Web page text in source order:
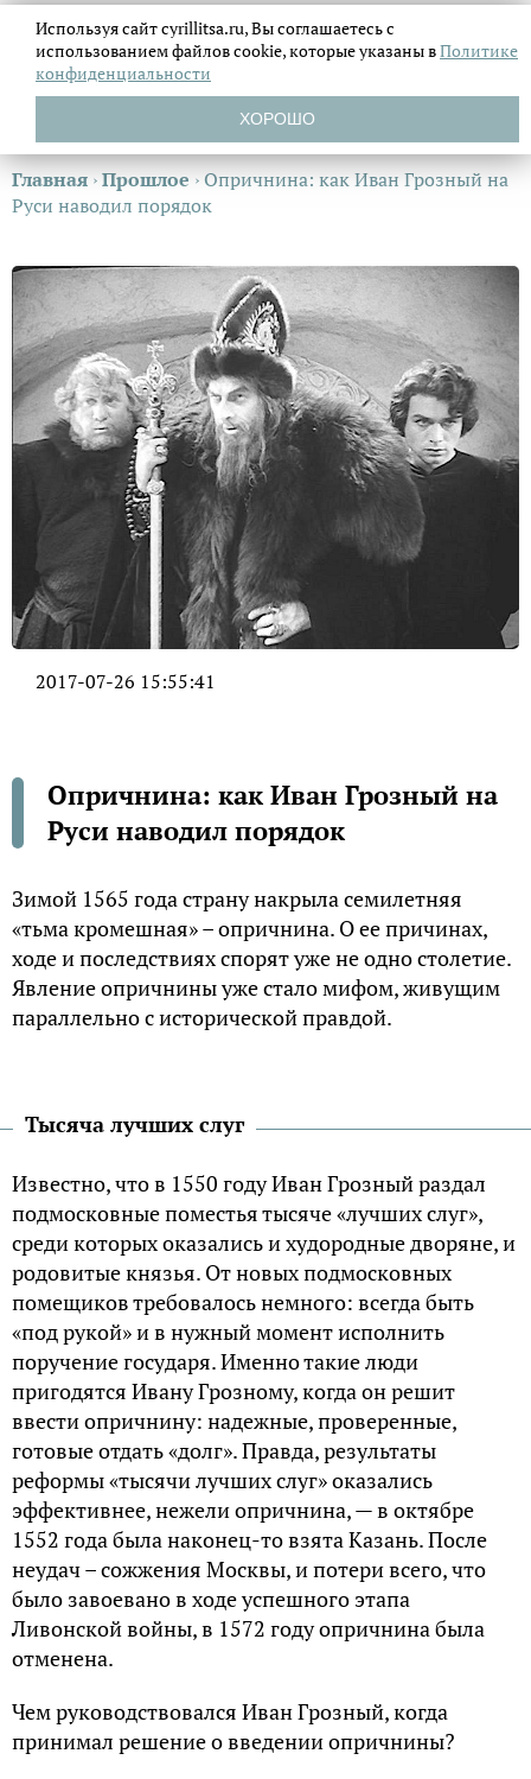
Главная ›Прошлое ›Опричнина: как Иван Грозный на
Руси наводил порядок
2017-07-26 15:55:41
Опричнина: как Иван Грозный на
Руси наводил порядок
Зимой 1565 года страну накрыла семилетняя
«тьма кромешная» – опричнина. О ее причинах,
ходе и последствиях спорят уже не одно столетие.
Явление опричнины уже стало мифом, живущим
параллельно с исторической правдой.
Тысяча лучших слуг
Известно, что в 1550 году Иван Грозный раздал
подмосковные поместья тысяче «лучших слуг»,
среди которых оказались и худородные дворяне, и
родовитые князья. От новых подмосковных
помещиков требовалось немного: всегда быть
«под рукой» и в нужный момент исполнить
поручение государя. Именно такие люди
пригодятся Ивану Грозному, когда он решит
ввести опричнину: надежные, проверенные,
готовые отдать «долг». Правда, результаты
реформы «тысячи лучших слуг» оказались
эффективнее, нежели опричнина, — в октябре
1552 года была наконец-то взята Казань. После
неудач – сожжения Москвы, и потери всего, что
было завоевано в ходе успешного этапа
Ливонской войны, в 1572 году опричнина была
отменена.
Чем руководствовался Иван Грозный, когда
принимал решение о введении опричнины?
Используя сайт cyrillitsa.ru, Вы соглашаетесь с
использованием файловcookie, которые указаны вПолитике
конфиденциальности
ХОРОШО